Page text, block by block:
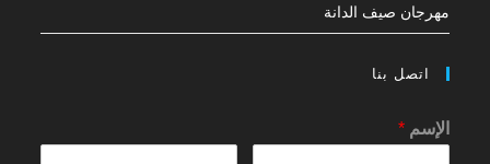
مهرجان صيف الدانة
اتصل بنا
الإسم*